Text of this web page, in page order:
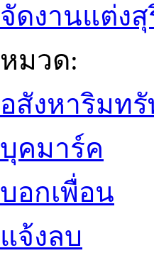
จัดงานแต่ง
หมวด:
อสังหาริมท
บุคมาร์ค
บอกเพื่อน
แจ้งลบ